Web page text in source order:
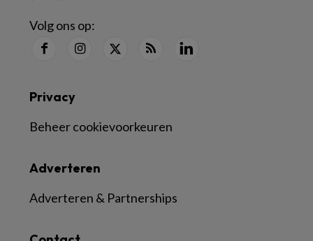
Volg ons op:
Adverteren
Adverteren & Partnerships
Privacy
Beheer cookievoorkeuren